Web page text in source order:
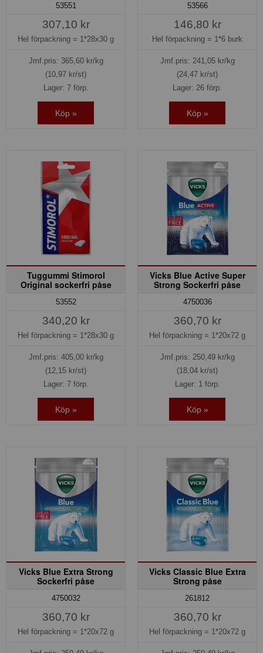
53551
307,10 kr
Hel förpackning = 1*28x30 g
Jmf.pris: 365,60kr/kg
(10,97 kr/st)
Lager: 7 förp.
Köp »
53566
146,80 kr
Hel förpackning = 1*6 burk
Jmf.pris: 241,05kr/kg
(24,47 kr/st)
Lager: 26 förp.
Köp »
Tuggummi Stimorol
Original sockerfri påse
53552
340,20 kr
Hel förpackning = 1*28x30 g
Jmf.pris: 405,00kr/kg
(12,15 kr/st)
Lager: 7 förp.
Köp »
Vicks Blue Active Super
Strong Sockerfri påse
4750036
360,70 kr
Hel förpackning = 1*20x72 g
Jmf.pris: 250,49kr/kg
(18,04 kr/st)
Lager: 1 förp.
Köp »
Vicks Blue Extra Strong
Sockerfri påse
4750032
360,70 kr
Hel förpackning = 1*20x72 g
Vicks Classic Blue Extra
Strong påse
261812
360,70 kr
Hel förpackning = 1*20x72 g